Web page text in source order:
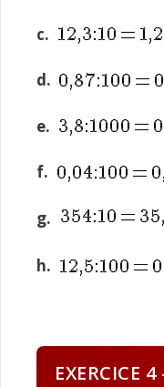
c.
d.
e.
f.
g.
h.
EXERCICE